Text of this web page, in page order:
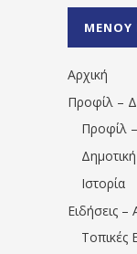
ΜΕΝΟΥ
Αρχική
Προφίλ –
Προφίλ
Ιστορία
Ειδήσεις –
Τοπικές